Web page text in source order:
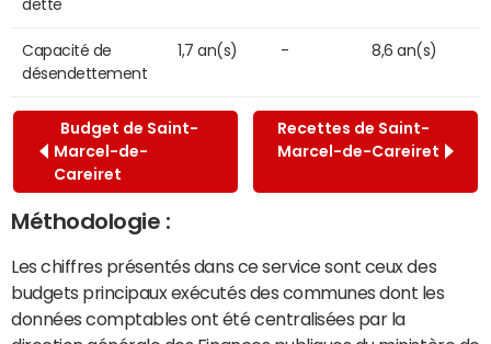
dette
Capacité de
désendettement
1,7 an(s) - 8,6 an(s)
Budget de Saint-
Marcel-de-
Careiret
Recettes de Saint-
Marcel-de-Careiret
Méthodologie :
Les chiffres présentés dans ce service sont ceux des
budgets principaux exécutés des communes dont les
données comptables ont été centralisées par la